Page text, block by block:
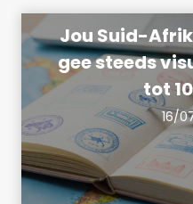
Jou Suid-
gee steeds
tot
16/